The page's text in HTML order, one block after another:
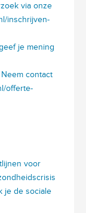
via onze
inschrijven-
je mening
contact
offerte-
voor
je de sociale